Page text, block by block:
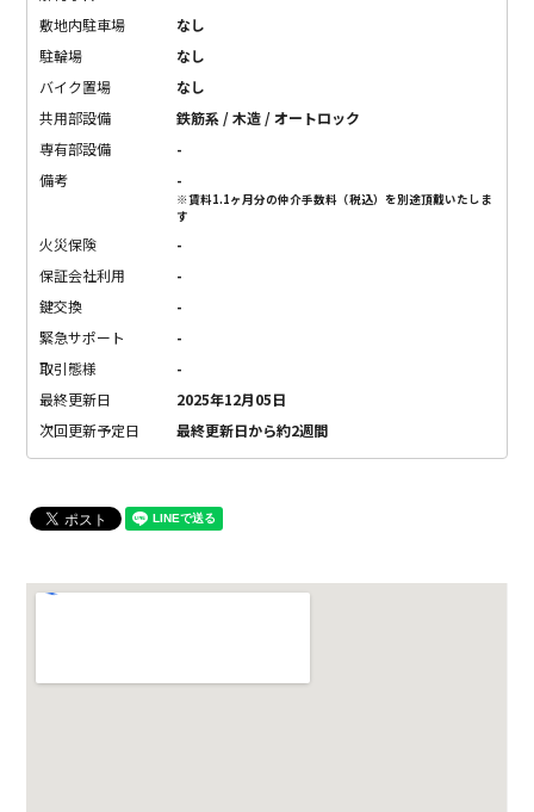
敷地内駐車場
なし
駐輪場
なし
バイク置場
なし
共用部設備
鉄筋系 / 木造 / オートロック
専有部設備
-
備考
-
※賃料1.1ヶ月分の仲介手数料（税込）を別途頂戴いたしま
す
火災保険
-
保証会社利用
-
鍵交換
-
緊急サポート
-
取引態様
-
最終更新日
2025年12月05日
次回更新予定日
最終更新日から約2週間